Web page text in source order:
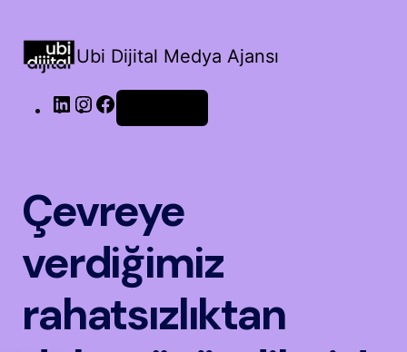
Ubi Dijital Medya Ajansı
LinkedInInstagram
Çevreye
verdiğimiz
rahatsızlıktan